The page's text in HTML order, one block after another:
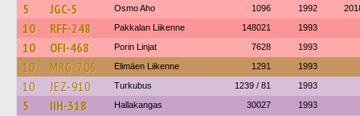
5 JGC-5 Osmo Aho 1096 1992
10 RFF-248 Pakkalan Liikenne 148021 1993
10 OFI-468 Porin Linjat 7628 1993
10 MRG-706 Elimäen Liikenne 1291 1993
10 JEZ-910 Turkubus 1239 / 81 1993
5 IIH-318 Hallakangas 30027 1993